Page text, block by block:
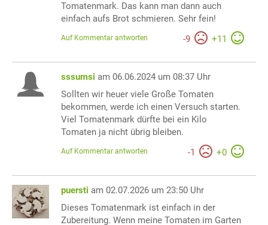
Tomatenmark. Das kann man dann auch
einfach aufs Brot schmieren. Sehr fein!
-9 +11
Auf Kommentar antworten
sssumsi am 06.06.2024 um 08:37 Uhr
Sollten wir heuer viele Große Tomaten
bekommen, werde ich einen Versuch starten.
Viel Tomatenmark dürfte bei ein Kilo
Tomaten ja nicht übrig bleiben.
-1 +0
Auf Kommentar antworten
puersti am 02.07.2026 um 23:50 Uhr
Dieses Tomatenmark ist einfach in der
Zubereitung. Wenn meine Tomaten im Garten